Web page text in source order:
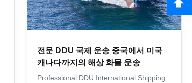
전문 DDU 국제 운송 중국에서 미국
캐나다까지의 해상 화물 운송
Professional DDU International Shipping